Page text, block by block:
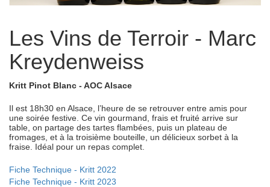
Les Vins de Terroir - Marc
Kreydenweiss
Kritt Pinot Blanc - AOC Alsace
Il est 18h30 en Alsace, l’heure de se retrouver entre amis pour
une soirée festive. Ce vin gourmand, frais et fruité arrive sur
table, on partage des tartes flambées, puis un plateau de
fromages, et à la troisième bouteille, un délicieux sorbet à la
fraise. Idéal pour un repas complet.
Fiche Technique - Kritt 2022
Fiche Technique - Kritt 2023